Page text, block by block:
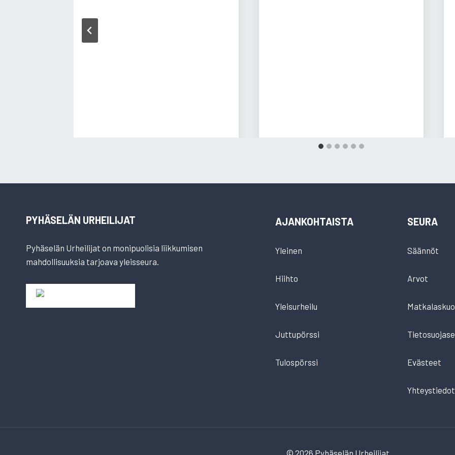
PYHÄSELÄN URHEILIJAT
Pyhäselän Urheilijat on monipuolisia liikkumisen
mahdollisuuksia tarjoava yleisseura.
AJANKOHTAISTA
Yleinen
Hiihto
Yleisurheilu
Juttupörssi
Tulospörssi
SEURA
Säännöt
Arvot
Evästeet
Yhteystiedot
© 2026 Pyhäselän Urheilijat